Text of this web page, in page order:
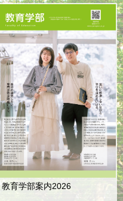
教育学部案内2026